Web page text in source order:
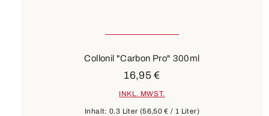
Collonil "Carbon Pro" 300ml
Inhalt:0.3 Liter (56,50 € / 1 Liter)
16,95 €
INKL. MWST.